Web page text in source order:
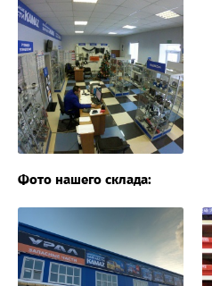
Фото нашего склада: